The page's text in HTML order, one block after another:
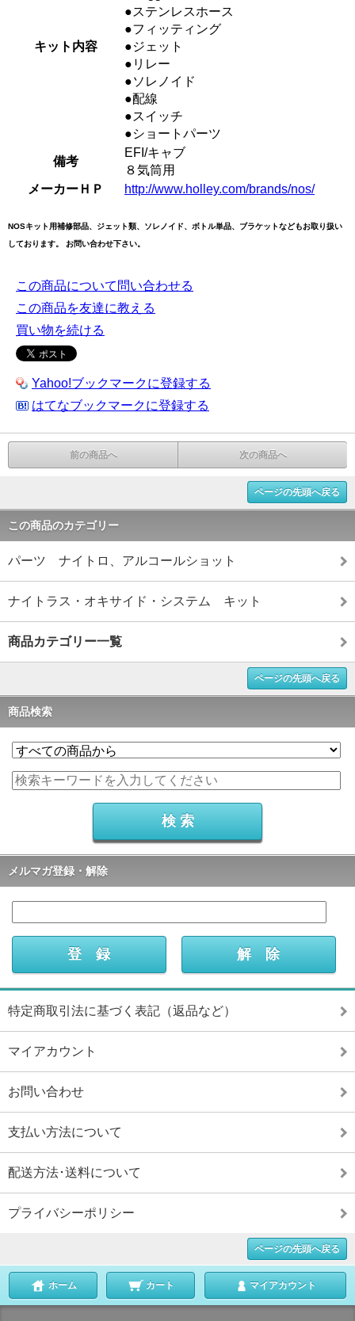
キット内容
●ステンレスホース
●フィッティング
●ジェット
●リレー
●ソレノイド
●配線
●スイッチ
●ショートパーツ
備考
EFI/キャブ
８気筒用
メーカーＨＰ
http://www.holley.com/brands/nos/
NOSキット用補修部品、ジェット類、ソレノイド、ボトル単品、ブラケットなどもお取り扱い
しております。 お問い合わせ下さい。
この商品について問い合わせる
この商品を友達に教える
買い物を続ける
Yahoo!ブックマークに登録する
はてなブックマークに登録する
前の商品へ 次の商品へ
ページの先頭へ戻る
この商品のカテゴリー
パーツ ナイトロ、アルコールショット
ナイトラス・オキサイド・システム キット
商品カテゴリー一覧
ページの先頭へ戻る
商品検索
メルマガ登録・解除
特定商取引法に基づく表記（返品など）
マイアカウント
お問い合わせ
支払い方法について
配送方法･送料について
プライバシーポリシー
ページの先頭へ戻る
ホーム カート マイアカウント